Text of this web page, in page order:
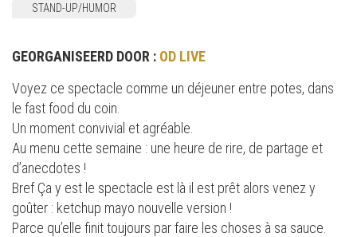
STAND-UP/HUMOR
GEORGANISEERD DOOR : OD LIVE
Voyez ce spectacle comme un déjeuner entre potes, dans
le fast food du coin.
Un moment convivial et agréable.
Au menu cette semaine : une heure de rire, de partage et
d’anecdotes !
Bref Ça y est le spectacle est là il est prêt alors venez y
goûter : ketchup mayo nouvelle version !
Parce qu’elle finit toujours par faire les choses à sa sauce.